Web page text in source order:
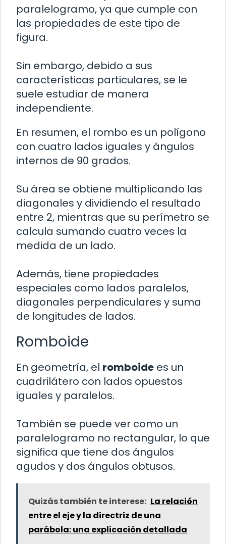
paralelogramo, ya que cumple con
las propiedades de este tipo de
figura.
Sin embargo, debido a sus
características particulares, se le
suele estudiar de manera
independiente.
En resumen, el rombo es un polígono
con cuatro lados iguales y ángulos
internos de 90 grados.
Su área se obtiene multiplicando las
diagonales y dividiendo el resultado
entre 2, mientras que su perímetro se
calcula sumando cuatro veces la
medida de un lado.
Además, tiene propiedades
especiales como lados paralelos,
diagonales perpendiculares y suma
de longitudes de lados.
Romboide
En geometría, el romboide es un
cuadrilátero con lados opuestos
iguales y paralelos.
También se puede ver como un
paralelogramo no rectangular, lo que
significa que tiene dos ángulos
agudos y dos ángulos obtusos.
Quizás también te interese: La relación
entre el eje y la directriz de una
parábola: una explicación detallada